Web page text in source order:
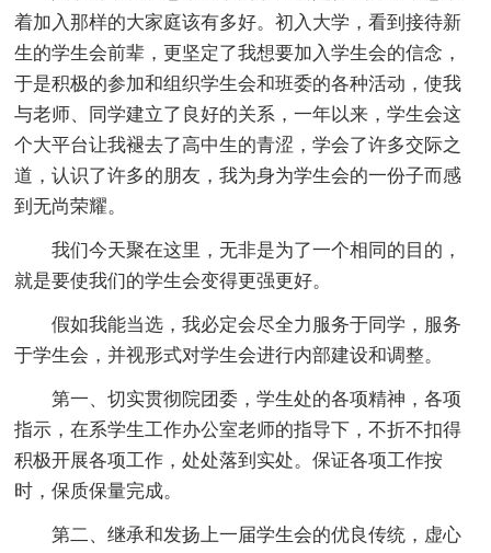
着加入那样的大家庭该有多好。初入大学，看到接待新
生的学生会前辈，更坚定了我想要加入学生会的信念，
于是积极的参加和组织学生会和班委的各种活动，使我
与老师、同学建立了良好的关系，一年以来，学生会这
个大平台让我褪去了高中生的青涩，学会了许多交际之
道，认识了许多的朋友，我为身为学生会的一份子而感
到无尚荣耀。
我们今天聚在这里，无非是为了一个相同的目的，
就是要使我们的学生会变得更强更好。
假如我能当选，我必定会尽全力服务于同学，服务
于学生会，并视形式对学生会进行内部建设和调整。
第一、切实贯彻院团委，学生处的各项精神，各项
指示，在系学生工作办公室老师的指导下，不折不扣得
积极开展各项工作，处处落到实处。保证各项工作按
时，保质保量完成。
第二、继承和发扬上一届学生会的优良传统，虚心